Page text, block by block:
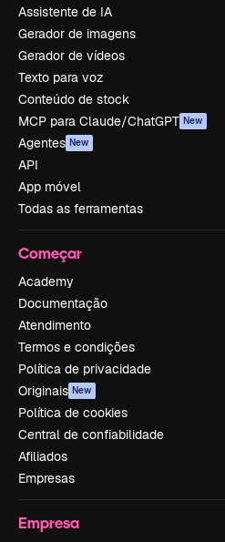
Assistente de IA
Gerador de imagens
Gerador de vídeos
Texto para voz
Conteúdo de stock
MCP para Claude/ChatGPT New
Agentes New
API
App móvel
Todas as ferramentas
Começar
Academy
Documentação
Atendimento
Termos e condições
Política de privacidade
Originais New
Política de cookies
Central de confiabilidade
Afiliados
Empresas
Empresa